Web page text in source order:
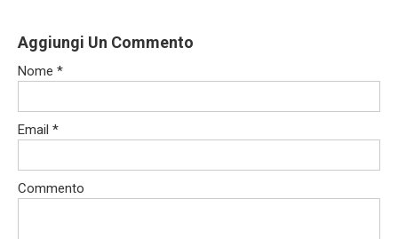
Aggiungi Un Commento
Nome *
Email *
Commento